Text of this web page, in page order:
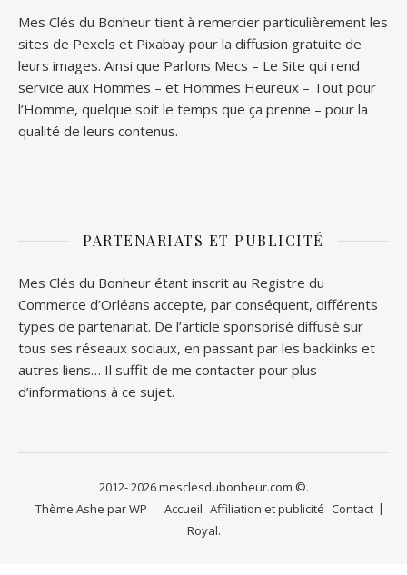
Mes Clés du Bonheur tient à remercier particulièrement les
sites de Pexels et Pixabay pour la diffusion gratuite de
leurs images. Ainsi que Parlons Mecs – Le Site qui rend
service aux Hommes – et Hommes Heureux – Tout pour
l’Homme, quelque soit le temps que ça prenne – pour la
qualité de leurs contenus.
PARTENARIATS ET PUBLICITÉ
Mes Clés du Bonheur étant inscrit au Registre du
Commerce d’Orléans accepte, par conséquent, différents
types de partenariat. De l’article sponsorisé diffusé sur
tous ses réseaux sociaux, en passant par les backlinks et
autres liens… Il suffit de me contacter pour plus
d’informations à ce sujet.
2012- 2026 mesclesdubonheur.com ©.
Accueil Affiliation et publicité Contact
Thème Ashe parWP
Royal.